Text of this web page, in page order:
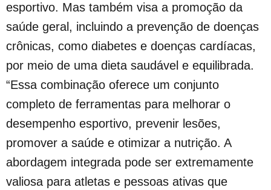
esportivo. Mas também visa a promoção da
saúde geral, incluindo a prevenção de doenças
crônicas, como diabetes e doenças cardíacas,
por meio de uma dieta saudável e equilibrada.
“Essa combinação oferece um conjunto
completo de ferramentas para melhorar o
desempenho esportivo, prevenir lesões,
promover a saúde e otimizar a nutrição. A
abordagem integrada pode ser extremamente
valiosa para atletas e pessoas ativas que